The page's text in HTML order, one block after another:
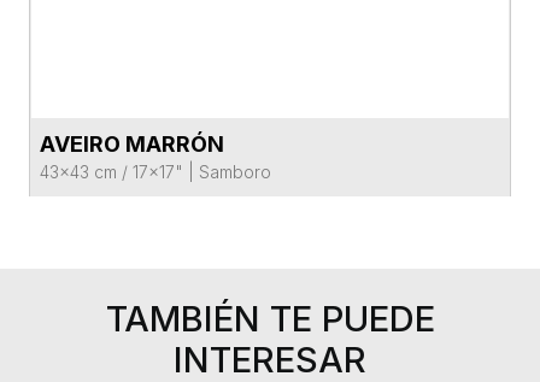
VER FICHA DEL PRODUCTO
AVEIRO MARRÓN
43x43 cm / 17x17" Samboro
TAMBIÉN TE PUEDE
INTERESAR